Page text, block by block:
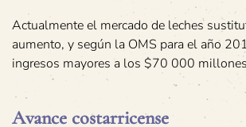
Actualmente el mercado de leches
aumento, y según la OMS para el año
ingresos mayores a los $70 000 millones
Avance costarricense